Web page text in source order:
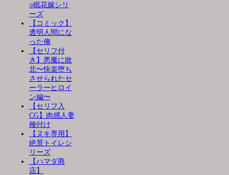
○眠花嫁シリ
ーズ
【コミック】
透明人間にな
った俺
【セリフ付
き】悪魔に敗
北〜快楽堕ち
させられたセ
ーラーヒロイ
ン編〜
【セリフ入
CG】肉感人妻
種付け
【ヌキ専用】
絶景トイレシ
リーズ
【ハマダ商
店】